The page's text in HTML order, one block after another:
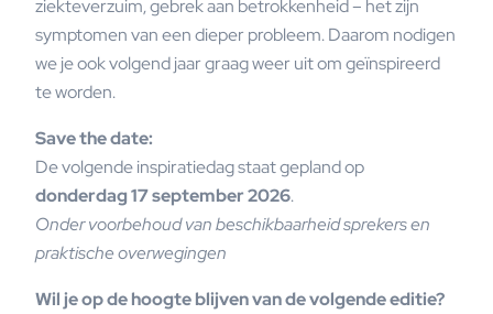
ziekteverzuim, gebrek aan betrokkenheid – het zijn
symptomen van een dieper probleem. Daarom nodigen
we je ook volgend jaar graag weer uit om geïnspireerd
te worden.
Save the date:
De volgende inspiratiedag staat gepland op
donderdag 17 september 2026.
Onder voorbehoud van beschikbaarheid sprekers en
praktische overwegingen
Wil je op de hoogte blijven van de volgende editie?